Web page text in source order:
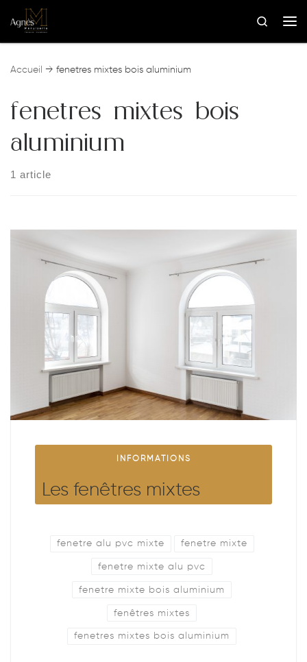
Skip to content
Search
Accueil → fenetres mixtes bois aluminium
fenetres mixtes bois
aluminium
1 article
INFORMATIONS
Les fenêtres mixtes
fenetre alu pvc mixte fenetre mixte
fenetre mixte alu pvc
fenetre mixte bois aluminium
fenêtres mixtes
fenetres mixtes bois aluminium